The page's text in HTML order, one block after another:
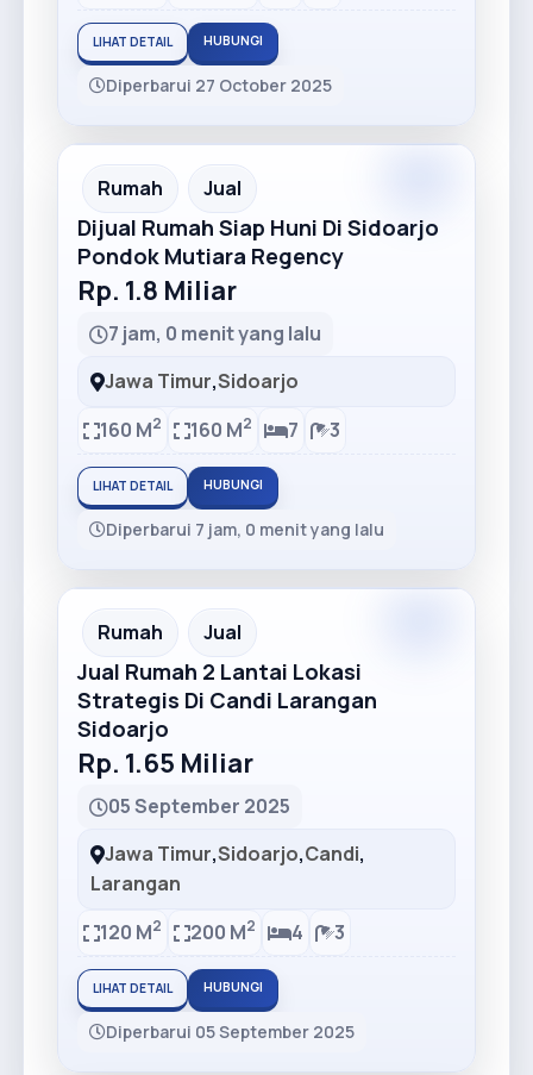
LIHAT DETAIL HUBUNGI
Diperbarui 27 October 2025
Recommended
Rumah Jual
Dijual Rumah Siap Huni Di Sidoarjo
Pondok Mutiara Regency
Rp. 1.8 Miliar
7 jam, 0 menit yang lalu
Jawa Timur,Sidoarjo
160 M2 160 M2 7 3
LIHAT DETAIL HUBUNGI
Diperbarui 7 jam, 0 menit yang lalu
Recommended
Rumah Jual
Jual Rumah 2 Lantai Lokasi
Strategis Di Candi Larangan
Sidoarjo
Rp. 1.65 Miliar
05 September 2025
Jawa Timur,Sidoarjo,Candi,
Larangan
120 M2 200 M2 4 3
LIHAT DETAIL HUBUNGI
Diperbarui 05 September 2025